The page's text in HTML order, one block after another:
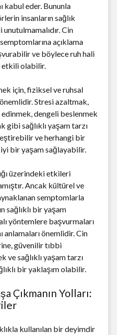
kabul eder. Bununla
insanların sağlık
Cin
açıklama
ve böylece ruh hali
etkili olabilir.
için, fiziksel ve ruhsal
Stresi azaltmak,
edinmek, dengeli beslenmek
gibi sağlıklı yaşam tarzı
ve herhangi bir
iyi bir yaşam sağlayabilir.
üzerindeki etkileri
Ancak kültürel ve
semptomlarla
sağlıklı bir yaşam
yöntemlere başvurmaları
anlamaları önemlidir. Cin
güvenilir tıbbi
ve sağlıklı yaşam tarzı
bir yaklaşım olabilir.
Çıkmanın Yolları:
kullanılan bir deyimdir